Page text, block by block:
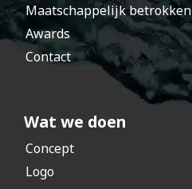
Maatschappelijk betrokken
Awards
Contact
Wat we doen
Concept
Logo